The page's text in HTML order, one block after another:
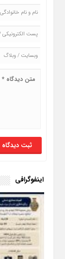
اینفوگرافی